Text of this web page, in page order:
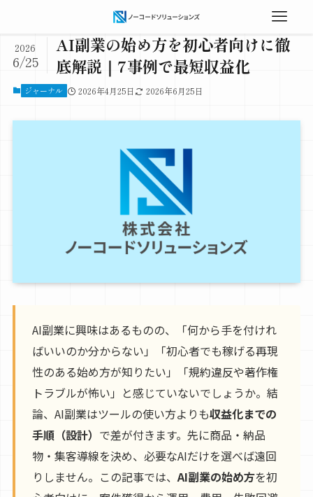
AI副業の始め方を初心者向けに徹
底解説｜7事例で最短収益化
2026
6/25
ジャーナル 2026年4月25日 2026年6月25日
AI副業に興味はあるものの、「何から手を付けれ
ばいいのか分からない」「初心者でも稼げる再現
性のある始め方が知りたい」「規約違反や著作権
トラブルが怖い」と感じていないでしょうか。結
論、AI副業はツールの使い方よりも収益化までの
手順（設計） で差が付きます。先に商品・納品
物・集客導線を決め、必要なAIだけを選べば遠回
りしません。この記事では、AI副業の始め方を初